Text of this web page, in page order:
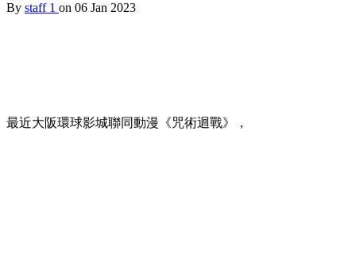
By staff 1 on 06 Jan 2023
最近大阪環球影城聯同動漫《咒術迴戰》，